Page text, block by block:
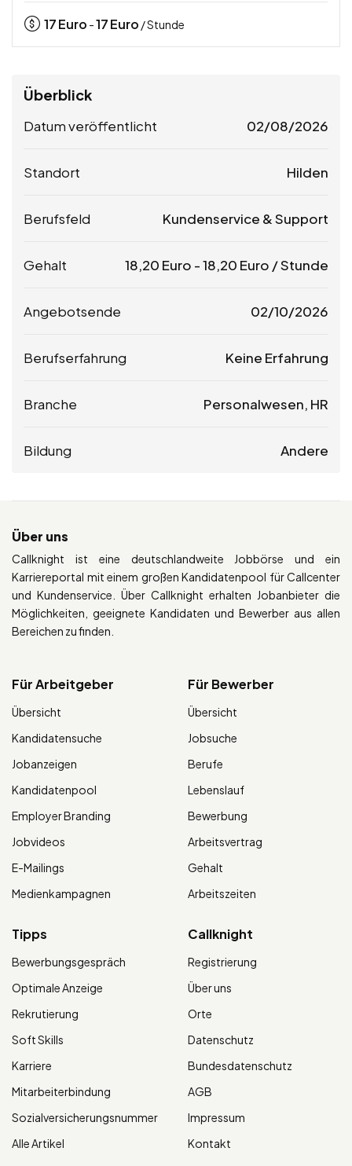
17Euro -17Euro / Stunde
Überblick
Datum veröffentlicht 02/08/2026
Standort Hilden
Berufsfeld Kundenservice & Support
Gehalt 18,20 Euro -18,20 Euro / Stunde
Angebotsende 02/10/2026
Berufserfahrung Keine Erfahrung
Branche Personalwesen, HR
Bildung Andere
Über uns
Callknight ist eine deutschlandweite Jobbörse und ein
Karriereportal mit einem großen Kandidatenpool für Callcenter
und Kundenservice. Über Callknight erhalten Jobanbieter die
Möglichkeiten, geeignete Kandidaten und Bewerber aus allen
Bereichen zu finden.
Für Arbeitgeber
Übersicht
Kandidatensuche
Jobanzeigen
Kandidatenpool
Employer Branding
Jobvideos
E-Mailings
Medienkampagnen
Für Bewerber
Übersicht
Jobsuche
Berufe
Lebenslauf
Bewerbung
Arbeitsvertrag
Gehalt
Arbeitszeiten
Tipps
Bewerbungsgespräch
Optimale Anzeige
Rekrutierung
Soft Skills
Karriere
Mitarbeiterbindung
Sozialversicherungsnummer
Alle Artikel
Callknight
Registrierung
Über uns
Orte
Datenschutz
Bundesdatenschutz
AGB
Impressum
Kontakt